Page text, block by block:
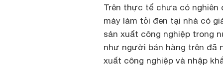
Trên thực tế chưa có nghiên
máy làm tỏi đen tại nhà có
sản xuất công nghiệp trong
như người bán hàng trên đã
xuất công nghiệp và nhập